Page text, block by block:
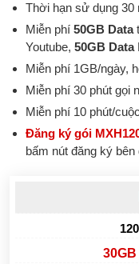
Thời hạn sử dụng 30
Miễn phí50GB Data
Youtube,50GB Data
Miễn phí 1GB/ngày,
Miễn phí 30 phút gọi
Miễn phí 10 phút/
Đăng ký gói
bấm nút đăng ký
30GB